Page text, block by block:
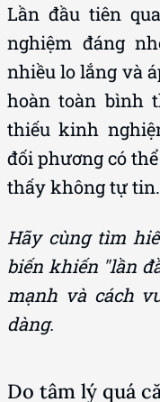
Lần đầu tiên
nghiệm đáng
nhiều lo lắng và
hoàn toàn bình
thiếu kinh
đối phương có
thấy không tự tin.
Hãy cùng tìm
biến khiến "lần
mạnh và cách
dàng.
Do tâm lý quá